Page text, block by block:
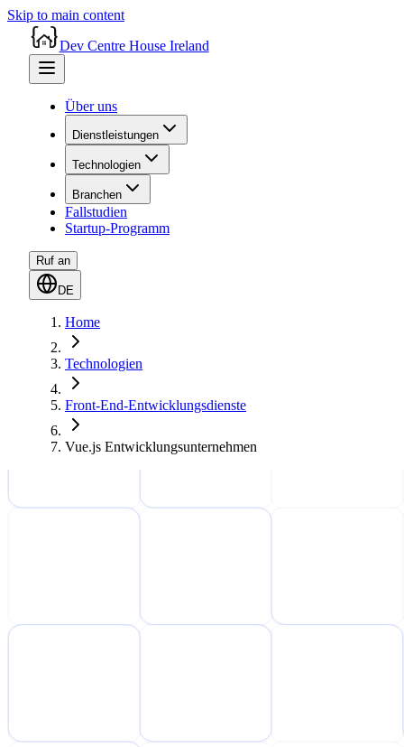
Skip to main content
Dev Centre House Ireland
Über uns
Dienstleistungen
Technologien
Branchen
Fallstudien
Startup-Programm
Ruf an
DE
Home
Technologien
Front-End-Entwicklungsdienste
Vue.js Entwicklungsunternehmen